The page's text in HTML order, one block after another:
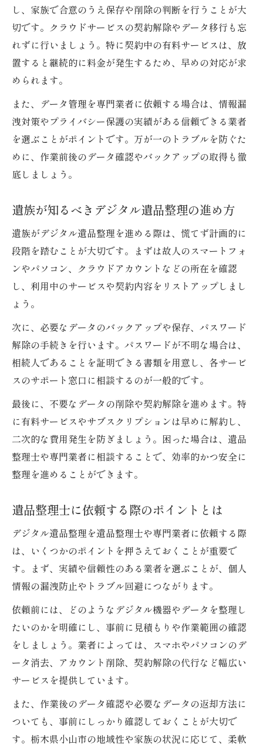
し、家族で合意のうえ保存や削除の判断を行うことが大
切です。クラウドサービスの契約解除やデータ移行も忘
れずに行いましょう。特に契約中の有料サービスは、放
置すると継続的に料金が発生するため、早めの対応が求
められます。
また、データ管理を専門業者に依頼する場合は、情報漏
洩対策やプライバシー保護の実績がある信頼できる業者
を選ぶことがポイントです。万が一のトラブルを防ぐた
めに、作業前後のデータ確認やバックアップの取得も徹
底しましょう。
遺族が知るべきデジタル遺品整理の進め方
遺族がデジタル遺品整理を進める際は、慌てず計画的に
段階を踏むことが大切です。まずは故人のスマートフォ
ンやパソコン、クラウドアカウントなどの所在を確認
し、利用中のサービスや契約内容をリストアップしまし
ょう。
次に、必要なデータのバックアップや保存、パスワード
解除の手続きを行います。パスワードが不明な場合は、
相続人であることを証明できる書類を用意し、各サービ
スのサポート窓口に相談するのが一般的です。
最後に、不要なデータの削除や契約解除を進めます。特
に有料サービスやサブスクリプションは早めに解約し、
二次的な費用発生を防ぎましょう。困った場合は、遺品
整理士や専門業者に相談することで、効率的かつ安全に
整理を進めることができます。
遺品整理士に依頼する際のポイントとは
デジタル遺品整理を遺品整理士や専門業者に依頼する際
は、いくつかのポイントを押さえておくことが重要で
す。まず、実績や信頼性のある業者を選ぶことが、個人
情報の漏洩防止やトラブル回避につながります。
依頼前には、どのようなデジタル機器やデータを整理し
たいのかを明確にし、事前に見積もりや作業範囲の確認
をしましょう。業者によっては、スマホやパソコンのデ
ータ消去、アカウント削除、契約解除の代行など幅広い
サービスを提供しています。
また、作業後のデータ確認や必要なデータの返却方法に
ついても、事前にしっかり確認しておくことが大切で
す。栃木県小山市の地域性や家族の状況に応じて、柔軟